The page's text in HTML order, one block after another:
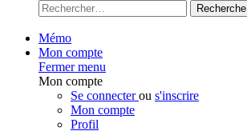
Recherche
Mémo
Mon compte
Fermer menu
Mon compte
Se connecterou s'inscrire
Mon compte
Profil